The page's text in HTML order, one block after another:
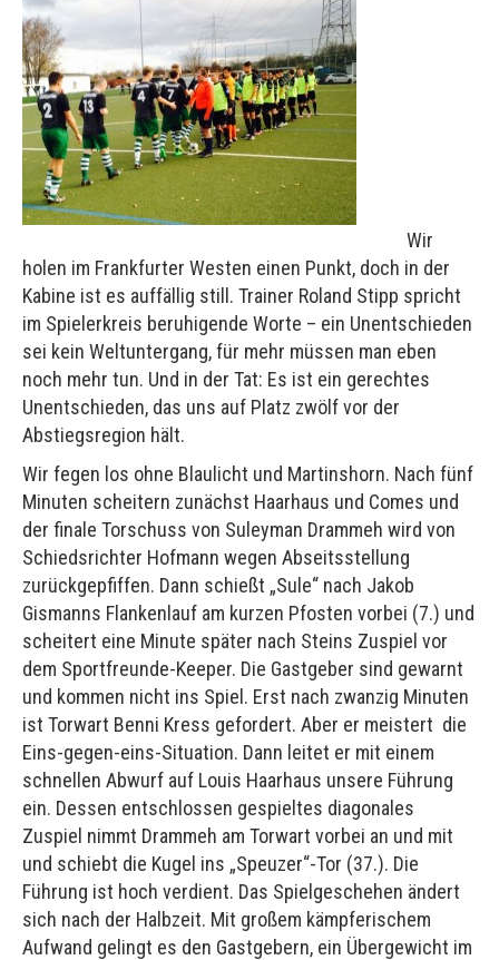
Wir
holen im Frankfurter Westen einen Punkt, doch in der
Kabine ist es auffällig still. Trainer Roland Stipp spricht
im Spielerkreis beruhigende Worte – ein Unentschieden
sei kein Weltuntergang, für mehr müssen man eben
noch mehr tun. Und in der Tat: Es ist ein gerechtes
Unentschieden, das uns auf Platz zwölf vor der
Abstiegsregion hält.
Wir fegen los ohne Blaulicht und Martinshorn. Nach fünf
Minuten scheitern zunächst Haarhaus und Comes und
der finale Torschuss von Suleyman Drammeh wird von
Schiedsrichter Hofmann wegen Abseitsstellung
zurückgepfiffen. Dann schießt „Sule“ nach Jakob
Gismanns Flankenlauf am kurzen Pfosten vorbei (7.) und
scheitert eine Minute später nach Steins Zuspiel vor
dem Sportfreunde-Keeper. Die Gastgeber sind gewarnt
und kommen nicht ins Spiel. Erst nach zwanzig Minuten
ist Torwart Benni Kress gefordert. Aber er meistert die
Eins-gegen-eins-Situation. Dann leitet er mit einem
schnellen Abwurf auf Louis Haarhaus unsere Führung
ein. Dessen entschlossen gespieltes diagonales
Zuspiel nimmt Drammeh am Torwart vorbei an und mit
und schiebt die Kugel ins „Speuzer“-Tor (37.). Die
Führung ist hoch verdient. Das Spielgeschehen ändert
sich nach der Halbzeit. Mit großem kämpferischem
Aufwand gelingt es den Gastgebern, ein Übergewicht im